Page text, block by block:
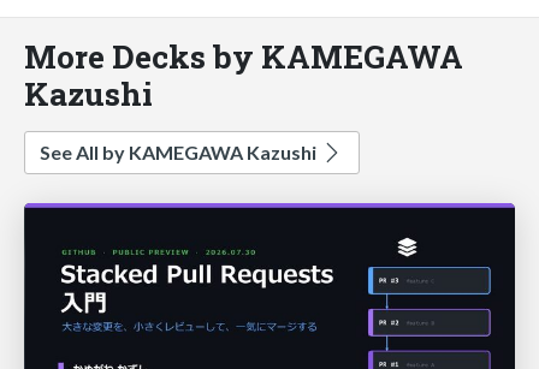
More Decks by KAMEGAWA
Kazushi
See All by KAMEGAWA Kazushi